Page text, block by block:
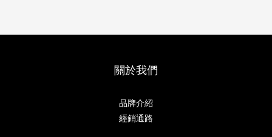
關於我們
品牌介紹
經銷通路